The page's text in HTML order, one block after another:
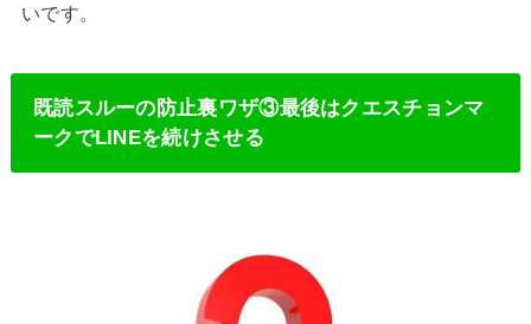
いです。
既読スルーの防止裏ワザ③最後はクエスチョンマ
ークでLINEを続けさせる